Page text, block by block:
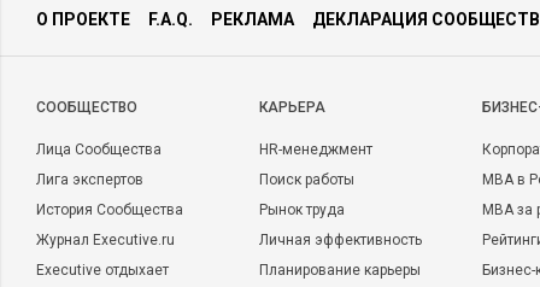
О ПРОЕКТЕ F.A.Q. РЕКЛАМА ДЕКЛАРАЦИЯ
CООБЩЕСТВО
Лица Сообщества
Лига экспертов
История Сообщества
Журнал Executive.ru
Executive отдыхает
КАРЬЕРА
HR-менеджмент
Поиск работы
Рынок труда
Личная эффективность
Планирование карьеры
MBA в
MBA
Бизнес-